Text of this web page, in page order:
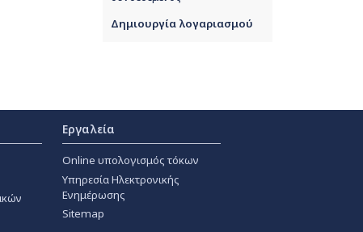
Δημιουργία λογαριασμού
Εργαλεία
Online υπολογισμός τόκων
Υπηρεσία Ηλεκτρονικής
Ενημέρωσης
Sitemap